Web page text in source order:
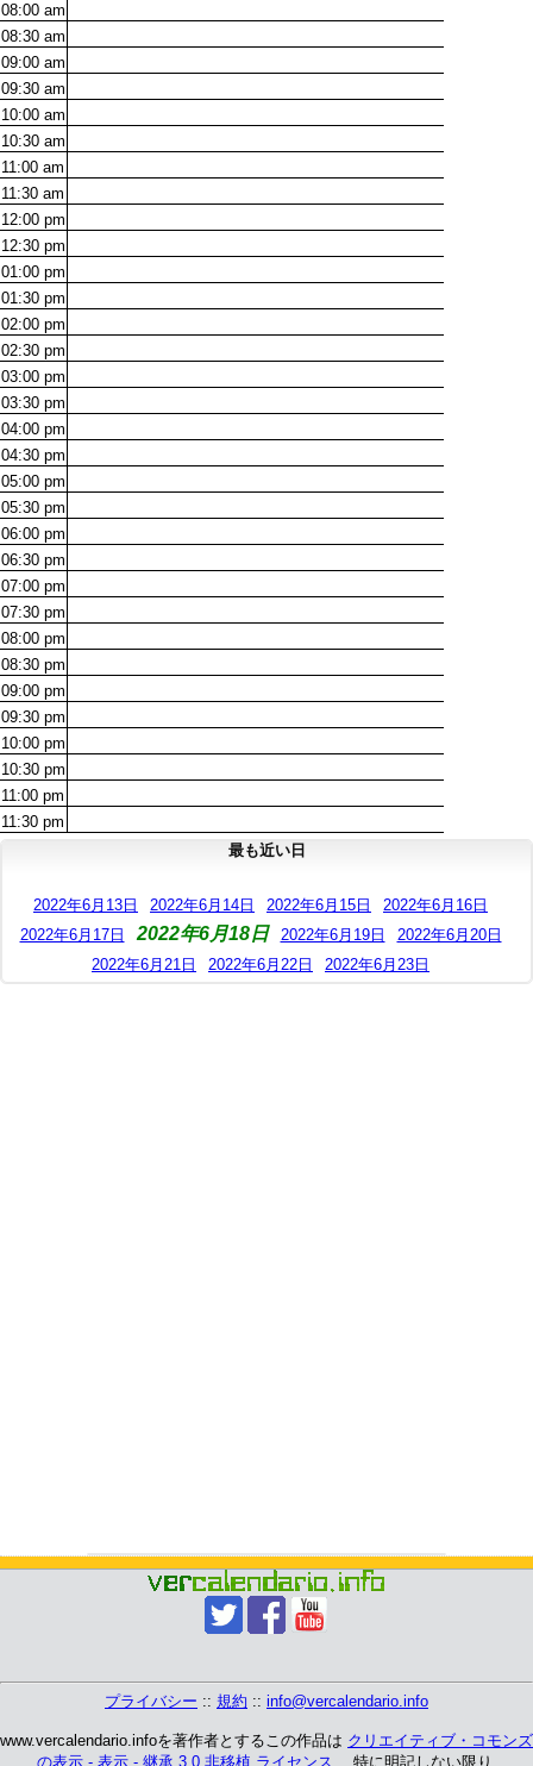
08:00 am
08:30 am
09:00 am
09:30 am
10:00 am
10:30 am
11:00 am
11:30 am
12:00 pm
12:30 pm
01:00 pm
01:30 pm
02:00 pm
02:30 pm
03:00 pm
03:30 pm
04:00 pm
04:30 pm
05:00 pm
05:30 pm
06:00 pm
06:30 pm
07:00 pm
07:30 pm
08:00 pm
08:30 pm
09:00 pm
09:30 pm
10:00 pm
10:30 pm
11:00 pm
11:30 pm
最も近い日
2022年6月13日 2022年6月14日 2022年6月15日
2022年6月16日
2022年6月17日
2022年6月18日 2022年6月19日
2022年6月20日
2022年6月21日
2022年6月22日 2022年6月23日
プライバシー :: 規約 :: info@vercalendario.info
www.vercalendario.infoを著作者とするこの作品は クリエイティブ・コモンズ
の表示 - 表示 - 継承 3.0 非移植 ライセンス 、 特に明記しない限り.